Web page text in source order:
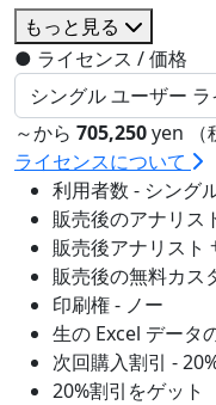
もっと見る
● ライセンス / 価格
～から 705,250yen （
ライセンスについて
利用者数 - シング
販売後のアナリス
販売後アナリスト
販売後の無料カス
印刷権 - ノー
生の Excel データ
次回購入割引 -
20%割引をゲット